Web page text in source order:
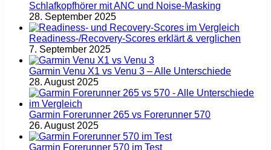
Schlafkopfhörer mit ANC und Noise-Masking
28. September 2025
Readiness-/Recovery-Scores erklärt & verglichen
7. September 2025
Garmin Venu X1 vs Venu 3 – Alle Unterschiede
28. August 2025
Garmin Forerunner 265 vs Forerunner 570
26. August 2025
Garmin Forerunner 570 im Test